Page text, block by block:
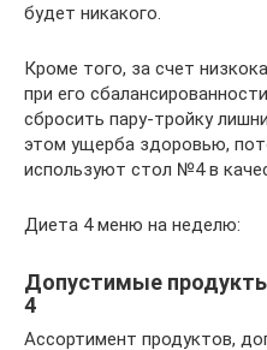
будет никакого.
Кроме того, за счет
при его
сбросить пару-тройку
этом ущерба здоровью,
используют стол №4 в
Диета 4 меню на неделю:
Допустимые
4
Ассортимент продуктов,